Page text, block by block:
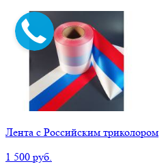
Лента с Российским триколором
1 500 руб.